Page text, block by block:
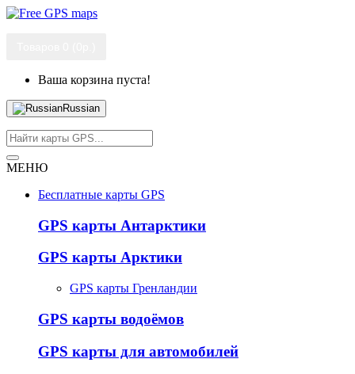
Ваша корзина пуста!
Russian
МЕНЮ
Бесплатные карты GPS
GPS карты Антарктики
GPS карты Арктики
GPS карты Гренландии
GPS карты водоёмов
GPS карты для автомобилей